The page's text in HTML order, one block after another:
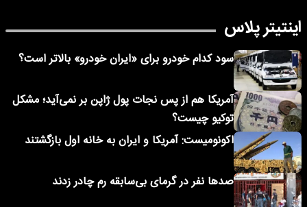
اینتیتر پلاس
سود کدام خودرو برای «ایران خودرو» بالاتر است؟
آمریکا هم از پس نجات پول ژاپن بر نمی‌آید؛ مشکل
توکیو چیست؟
اکونومیست: آمریکا و ایران به خانه اول بازگشتند
صدها نفر در گرمای بی‌سابقه رم چادر زدند